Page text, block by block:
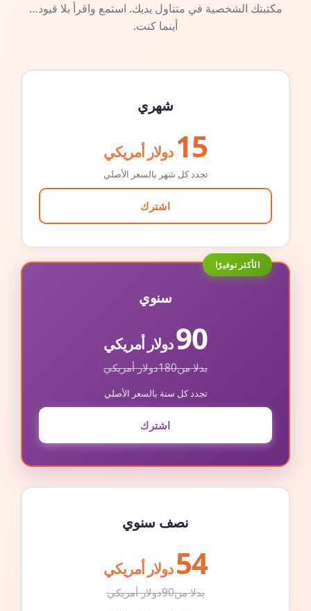
مكتبتك الشخصية في متناول يديك. استمع واقرأ بلا قيود…
أينما كنت.
شهري
15 دولار أمريكي
تجدد كل شهر بالسعر الأصلي
اشترك
الأكثر توفيرًا
سنوي
90دولار أمريكي
بدلا من180دولار أمريكي
تجدد كل سنة بالسعر الأصلي
اشترك
نصف سنوي
54 دولار أمريكي
بدلا من90دولار أمريكي